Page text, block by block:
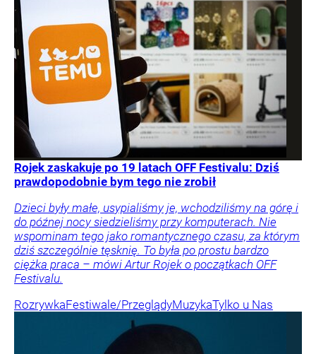
Rojek zaskakuje po 19 latach OFF Festivalu: Dziś
prawdopodobnie bym tego nie zrobił
Dzieci były małe, usypialiśmy je, wchodziliśmy na górę i
do późnej nocy siedzieliśmy przy komputerach. Nie
wspominam tego jako romantycznego czasu, za którym
dziś szczególnie tęsknię. To była po prostu bardzo
ciężka praca – mówi Artur Rojek o początkach OFF
Festivalu.
RozrywkaFestiwale/PrzeglądyMuzykaTylko u Nas